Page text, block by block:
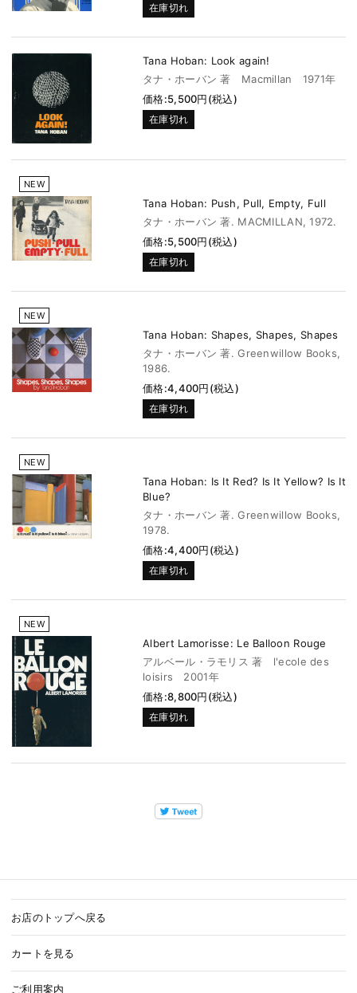
在庫切れ
Tana Hoban: Look again!
タナ・ホーバン 著 Macmillan 1971年
価格:5,500円(税込)
在庫切れ
NEW
Tana Hoban: Push, Pull, Empty, Full
タナ・ホーバン 著. MACMILLAN, 1972.
価格:5,500円(税込)
在庫切れ
NEW
Tana Hoban: Shapes, Shapes, Shapes
タナ・ホーバン 著. Greenwillow Books,
1986.
価格:4,400円(税込)
在庫切れ
NEW
Tana Hoban: Is It Red? Is It Yellow? Is It
Blue?
タナ・ホーバン 著. Greenwillow Books,
1978.
価格:4,400円(税込)
在庫切れ
NEW
Albert Lamorisse: Le Balloon Rouge
アルベール・ラモリス 著 l'ecole des
loisirs 2001年
価格:8,800円(税込)
在庫切れ
お店のトップへ戻る
カートを見る
ご利用案内